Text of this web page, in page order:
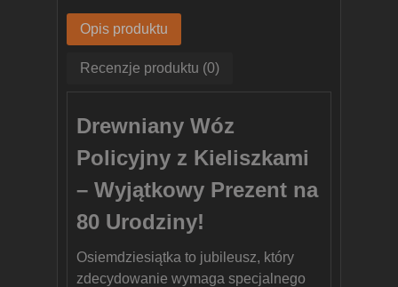
Opis produktu
Recenzje produktu (0)
Drewniany Wóz
Policyjny z Kieliszkami
– Wyjątkowy Prezent na
80 Urodziny!
Osiemdziesiątka to jubileusz, który
zdecydowanie wymaga specjalnego